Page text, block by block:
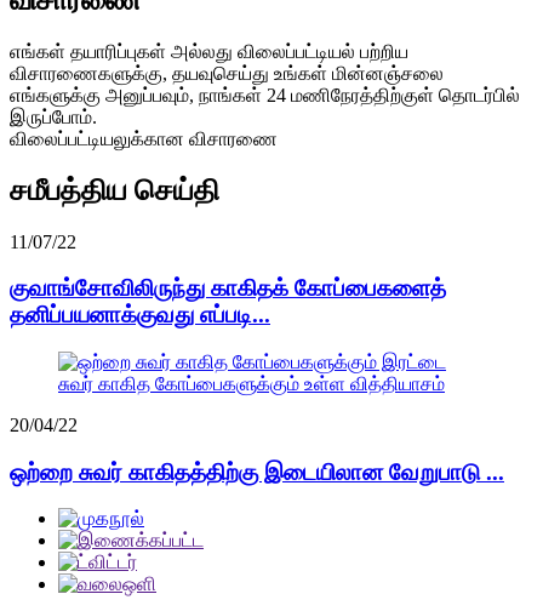
எங்கள் தயாரிப்புகள் அல்லது விலைப்பட்டியல் பற்றிய
விசாரணைகளுக்கு, தயவுசெய்து உங்கள் மின்னஞ்சலை
எங்களுக்கு அனுப்பவும், நாங்கள் 24 மணிநேரத்திற்குள் தொடர்பில்
இருப்போம்.
விலைப்பட்டியலுக்கான விசாரணை
சமீபத்திய செய்தி
11/07/22
குவாங்சோவிலிருந்து காகிதக் கோப்பைகளைத்
தனிப்பயனாக்குவது எப்படி...
20/04/22
ஒற்றை சுவர் காகிதத்திற்கு இடையிலான வேறுபாடு ...